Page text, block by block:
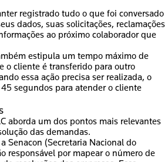
registrado tudo o que foi conversado
dados, suas solicitações, reclamações
ao próximo colaborador que
estipula um tempo máximo de
o cliente é transferido para outro
essa ação precisa ser realizada, o
45 segundos para atender o cliente
aborda um dos pontos mais relevantes
das demandas.
Senacon (Secretaria Nacional do
responsável por mapear o número de